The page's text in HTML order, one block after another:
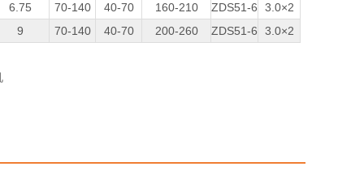
6.75 70-140 40-70 160-210 ZDS51-6
3.0×2
9 70-140 40-70 200-260 ZDS51-6
3.0×2